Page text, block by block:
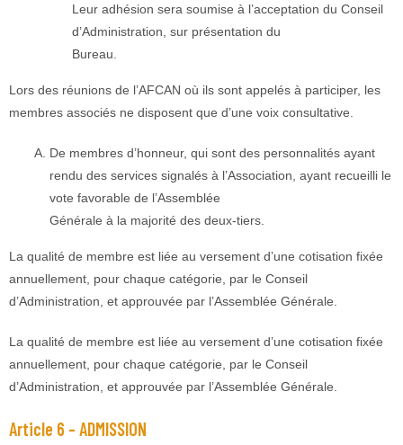
Leur adhésion sera soumise à l’acceptation du Conseil
d’Administration, sur présentation du
Bureau.
Lors des réunions de l’AFCAN où ils sont appelés à participer, les
membres associés ne disposent que d’une voix consultative.
De membres d’honneur, qui sont des personnalités ayant
rendu des services signalés à l’Association, ayant recueilli le
vote favorable de l’Assemblée
Générale à la majorité des deux-tiers.
La qualité de membre est liée au versement d’une cotisation fixée
annuellement, pour chaque catégorie, par le Conseil
d’Administration, et approuvée par l’Assemblée Générale.
La qualité de membre est liée au versement d’une cotisation fixée
annuellement, pour chaque catégorie, par le Conseil
d’Administration, et approuvée par l’Assemblée Générale.
Article 6 – ADMISSION